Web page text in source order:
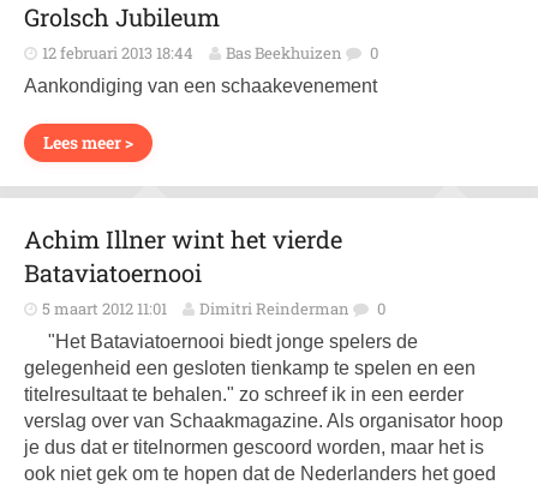
Grolsch Jubileum
12 februari 2013 18:44 Bas Beekhuizen 0
Aankondiging van een schaakevenement
Lees meer >
Achim Illner wint het vierde
Bataviatoernooi
5 maart 2012 11:01 Dimitri Reinderman 0
"Het Bataviatoernooi biedt jonge spelers de
gelegenheid een gesloten tienkamp te spelen en een
titelresultaat te behalen." zo schreef ik in een eerder
verslag over van Schaakmagazine. Als organisator hoop
je dus dat er titelnormen gescoord worden, maar het is
ook niet gek om te hopen dat de Nederlanders het goed